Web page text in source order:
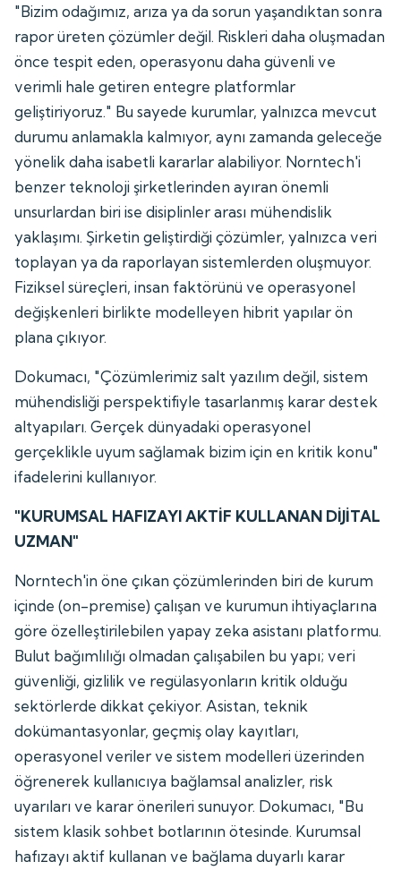
"Bizim odağımız, arıza ya da sorun yaşandıktan sonra
rapor üreten çözümler değil. Riskleri daha oluşmadan
önce tespit eden, operasyonu daha güvenli ve
verimli hale getiren entegre platformlar
geliştiriyoruz." Bu sayede kurumlar, yalnızca mevcut
durumu anlamakla kalmıyor, aynı zamanda geleceğe
yönelik daha isabetli kararlar alabiliyor. Norntech'i
benzer teknoloji şirketlerinden ayıran önemli
unsurlardan biri ise disiplinler arası mühendislik
yaklaşımı. Şirketin geliştirdiği çözümler, yalnızca veri
toplayan ya da raporlayan sistemlerden oluşmuyor.
Fiziksel süreçleri, insan faktörünü ve operasyonel
değişkenleri birlikte modelleyen hibrit yapılar ön
plana çıkıyor.
Dokumacı, "Çözümlerimiz salt yazılım değil, sistem
mühendisliği perspektifiyle tasarlanmış karar destek
altyapıları. Gerçek dünyadaki operasyonel
gerçeklikle uyum sağlamak bizim için en kritik konu"
ifadelerini kullanıyor.
"KURUMSAL HAFIZAYI AKTİF KULLANAN DİJİTAL
UZMAN"
Norntech'in öne çıkan çözümlerinden biri de kurum
içinde (on-premise) çalışan ve kurumun ihtiyaçlarına
göre özelleştirilebilen yapay zeka asistanı platformu.
Bulut bağımlılığı olmadan çalışabilen bu yapı; veri
güvenliği, gizlilik ve regülasyonların kritik olduğu
sektörlerde dikkat çekiyor. Asistan, teknik
dokümantasyonlar, geçmiş olay kayıtları,
operasyonel veriler ve sistem modelleri üzerinden
öğrenerek kullanıcıya bağlamsal analizler, risk
uyarıları ve karar önerileri sunuyor. Dokumacı, "Bu
sistem klasik sohbet botlarının ötesinde. Kurumsal
hafızayı aktif kullanan ve bağlama duyarlı karar